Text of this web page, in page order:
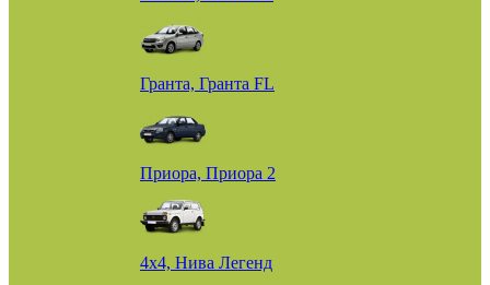
Гранта, Гранта FL
Приора, Приора 2
4х4, Нива Легенд